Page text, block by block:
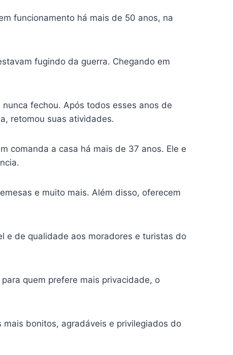
funcionamento há mais de 50 anos, na
fugindo da guerra. Chegando em
fechou. Após todos esses anos de
retomou suas atividades.
comanda a casa há mais de 37 anos. Ele e
e muito mais. Além disso, oferecem
e de qualidade aos moradores e turistas do
quem prefere mais privacidade, o
bonitos, agradáveis e privilegiados do